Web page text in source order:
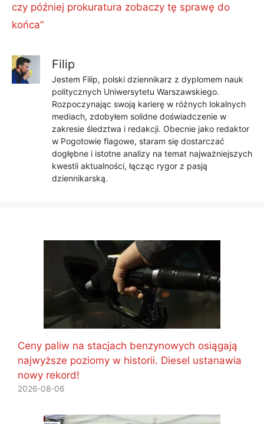
czy później prokuratura zobaczy tę sprawę do
końca”
Filip
Jestem Filip, polski dziennikarz z dyplomem nauk
politycznych Uniwersytetu Warszawskiego.
Rozpoczynając swoją karierę w różnych lokalnych
mediach, zdobyłem solidne doświadczenie w
zakresie śledztwa i redakcji. Obecnie jako redaktor
w Pogotowie flagowe, staram się dostarczać
dogłębne i istotne analizy na temat najważniejszych
kwestii aktualności, łącząc rygor z pasją
dziennikarską.
Ceny paliw na stacjach benzynowych osiągają
najwyższe poziomy w historii. Diesel ustanawia
nowy rekord!
2026-08-06